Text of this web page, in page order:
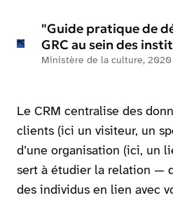
"Guide pratique de
GRC au sein des
Ministère de la culture, 2020
Le CRM centralise des
clients (ici un visiteur, un
d’une organisation (ici, un
sert à étudier la relation —
des individus en lien avec